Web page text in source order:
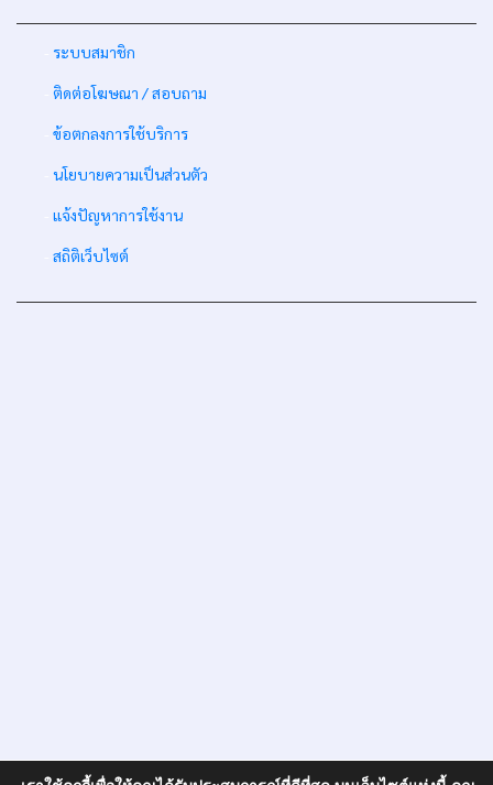
ระบบสมาชิก
ติดต่อโฆษณา / สอบถาม
ข้อตกลงการใช้บริการ
นโยบายความเป็นส่วนตัว
แจ้งปัญหาการใช้งาน
สถิติเว็บไซต์